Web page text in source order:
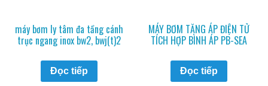
máy bơm ly tâm đa tầng cánh
trục ngang inox bw2, bwj(t)2
Đọc tiếp
MÁY BƠM TĂNG ÁP ĐIỆN TỬ
TÍCH HỢP BÌNH ÁP PB-SEA
Đọc tiếp